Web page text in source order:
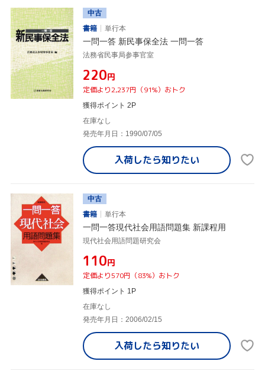
中古
書籍
単行本
一問一答 新民事保全法 一問一答
法務省民事局参事官室
¥220円
定価より2,237円（91%）おトク
獲得ポイント 2P
在庫なし
発売年月日：1990/07/05
入荷したら知りたい
中古
書籍
単行本
一問一答現代社会用語問題集 新課程用
現代社会用語問題研究会
¥110円
定価より570円（83%）おトク
獲得ポイント 1P
在庫なし
発売年月日：2006/02/15
入荷したら知りたい